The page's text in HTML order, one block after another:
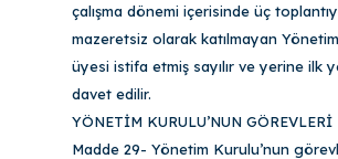
çalışma dönemi içerisinde üç
mazeretsiz olarak katılmayan
üyesi istifa etmiş sayılır ve yerine ilk
davet edilir.
YÖNETİM KURULU’NUN GÖREVLERİ
Madde 29- Yönetim Kurulu’nun